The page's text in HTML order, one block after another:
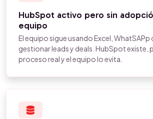
HubSpot activo pero sin
equipo
El equipo sigue usando Excel,
gestionar leads y deals. HubSpot existe,
proceso real y el equipo lo evita.